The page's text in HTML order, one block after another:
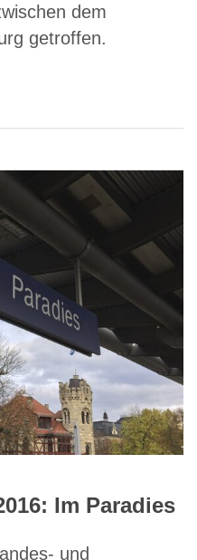
dem
getroffen.
Im Paradies
und